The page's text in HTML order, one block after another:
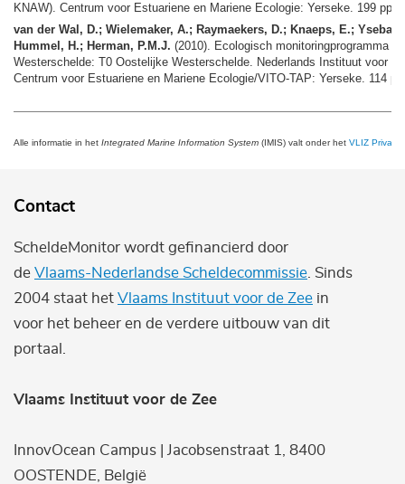
KNAW). Centrum voor Estuariene en Mariene Ecologie: Yerseke. 199 pp.,
van der Wal, D.; Wielemaker, A.; Raymaekers, D.; Knaeps, E.;
Hummel, H.; Herman, P.M.J. (2010). Ecologisch monitoringprogramma
Westerschelde: T0 Oostelijke Westerschelde. Nederlands Instituut voor
Centrum voor Estuariene en Mariene Ecologie/VITO-TAP: Yerseke. 114
Alle informatie in het Integrated Marine Information System (IMIS) valt onder het VLIZ Privacy
Contact
ScheldeMonitor wordt gefinancierd door
de Vlaams-Nederlandse Scheldecommissie . Sinds
2004 staat het Vlaams Instituut voor de Zee in
voor het beheer en de verdere uitbouw van dit
portaal.
Vlaams Instituut voor de Zee
InnovOcean Campus | Jacobsenstraat 1, 8400
OOSTENDE, België